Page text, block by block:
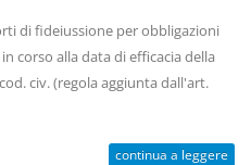
di fideiussione per obbligazioni
corso alla data di efficacia della
civ. (regola aggiunta dall'art.
continua a leggere